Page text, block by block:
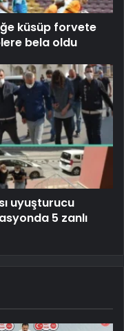
küsüp forvete
bela oldu
uyuşturucu
5 zanlı